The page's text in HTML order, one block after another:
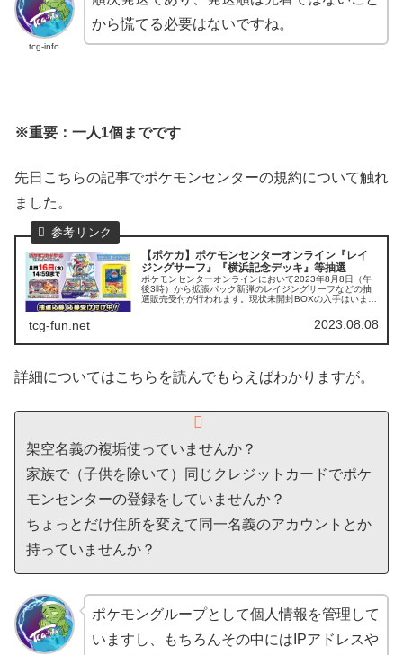
tcg-info
から慌てる必要はないですね。
※重要：一人1個までです
先日こちらの記事でポケモンセンターの規約について触れ
ました。
【ポケカ】ポケモンセンターオンライン『レイ
ジングサーフ』『横浜記念デッキ』等抽選
ポケモンセンターオンラインにおいて2023年8月8日（午
後3時）から拡張パック新弾のレイジングサーフなどの抽
選販売受付が行われます。現状未開封BOXの入手はいまだ
tcg-fun.net 2023.08.08
詳細についてはこちらを読んでもらえばわかりますが。
架空名義の複垢使っていませんか？
家族で（子供を除いて）同じクレジットカードでポケ
モンセンターの登録をしていませんか？
ちょっとだけ住所を変えて同一名義のアカウントとか
持っていませんか？
ポケモングループとして個人情報を管理して
いますし、もちろんその中にはIPアドレスや